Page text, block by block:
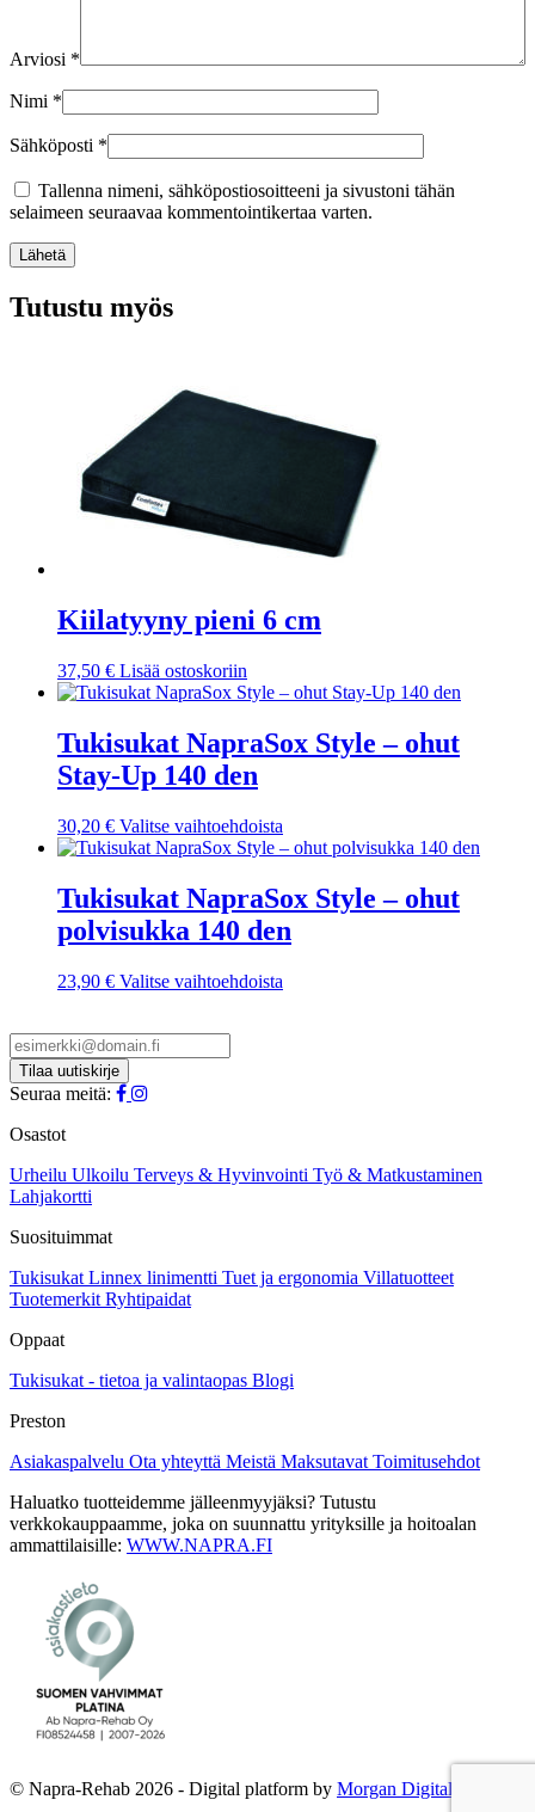
Arviosi *
Nimi *
Sähköposti *
Tallenna nimeni, sähköpostiosoitteeni ja sivustoni tähän
selaimeen seuraavaa kommentointikertaa varten.
Lähetä
Tutustu myös
Kiilatyyny pieni 6 cm
37,50 € Lisää ostoskoriin
Tukisukat NapraSox Style – ohut
Stay-Up 140 den
30,20 € Valitse vaihtoehdoista
tuotteella
useampi
muunnelma.
Voit
tuotteen
Tukisukat NapraSox Style – ohut
polvisukka 140 den
23,90 € Valitse vaihtoehdoista
sivulla.
Seuraa meitä:
Osastot
Urheilu Ulkoilu Terveys & Hyvinvointi Työ & Matkustaminen
Lahjakortti
Suosituimmat
Tukisukat Linnex linimentti Tuet ja ergonomia Villatuotteet
Tuotemerkit Ryhtipaidat
Oppaat
Tukisukat - tietoa ja valintaopas Blogi
Preston
Asiakaspalvelu Ota yhteyttä Meistä Maksutavat Toimitusehdot
Haluatko tuotteidemme jälleenmyyjäksi? Tutustu
verkkokauppaamme, joka on suunnattu yrityksille ja hoitoalan
ammattilaisille: WWW.NAPRA.FI
© Napra-Rehab 2026 - Digital platform by Morgan Digital Oy